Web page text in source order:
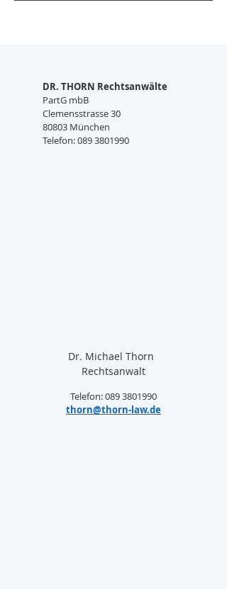
DR. THORN Rechtsanwälte
PartG mbB
Clemensstrasse 30
80803 München
Telefon: 089 3801990
Dr. Michael Thorn
Rechtsanwalt
Telefon: 089 3801990
thorn@thorn-law.de